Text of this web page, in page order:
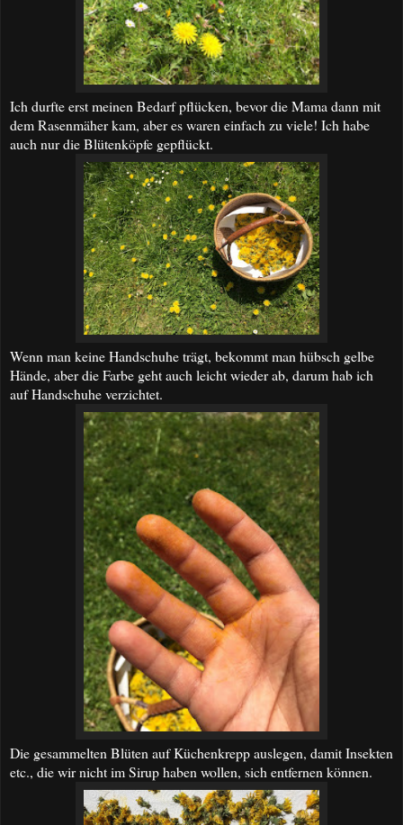
Ich durfte erst meinen Bedarf pflücken, bevor die Mama dann mit
dem Rasenmäher kam, aber es waren einfach zu viele! Ich habe
auch nur die Blütenköpfe gepflückt.
Wenn man keine Handschuhe trägt, bekommt man hübsch gelbe
Hände, aber die Farbe geht auch leicht wieder ab, darum hab ich
auf Handschuhe verzichtet.
Die gesammelten Blüten auf Küchenkrepp auslegen, damit Insekten
etc., die wir nicht im Sirup haben wollen, sich entfernen können.